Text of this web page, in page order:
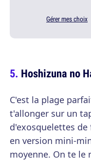
Gérer mes choix
Hoshizuna no
C'est la plage
t'allonger sur un
d'exosquelettes de
en version mini-
moyenne. On te